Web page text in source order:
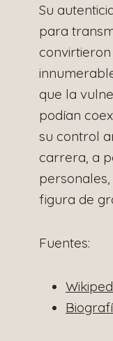
Su
para
que la
podían
su control
carrera, a
figura de
Fuentes: